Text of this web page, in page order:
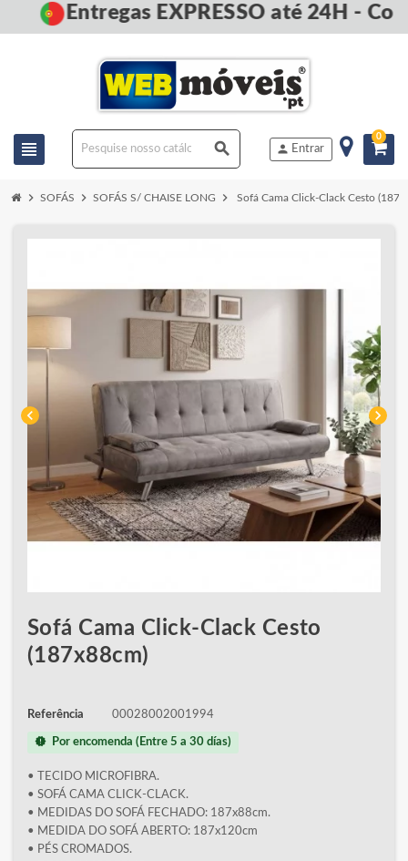
Entregas EXPRESSO até 24H -
view_headline search person Entrar
0
chevron_right SOFÁS chevron_right SOFÁS S/ CHAISE LONG chevron_right Sofá Cama Click-Clack Cesto
chevron_left chevron_right
Sofá Cama Click-Clack Cesto
(187x88cm)
Referência 00028002001994
new_releases Por encomenda (Entre 5 a 30 días)
• TECIDO MICROFIBRA.
• SOFÁ CAMA CLICK-CLACK.
• MEDIDAS DO SOFÁ FECHADO: 187x88cm.
• MEDIDA DO SOFÁ ABERTO: 187x120cm
• PÉS CROMADOS.